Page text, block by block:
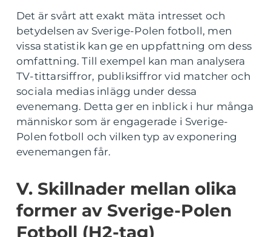
Det är svårt att exakt mäta intresset och
betydelsen av Sverige-Polen fotboll, men
vissa statistik kan ge en uppfattning om dess
omfattning. Till exempel kan man analysera
TV-tittarsiffror, publiksiffror vid matcher och
sociala medias inlägg under dessa
evenemang. Detta ger en inblick i hur många
människor som är engagerade i Sverige-
Polen fotboll och vilken typ av exponering
evenemangen får.
V. Skillnader mellan olika
former av Sverige-Polen
Fotboll (H2-tag)